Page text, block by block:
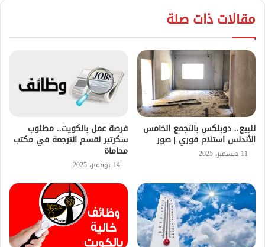
مقالات ذات صلة
للبيع.. دوبلكس بالتجمع الخامس
الأندلس استلام فوري | صور
11 ديسمبر، 2025
فرصة عمل بالكويت.. مطلوب
سكرتير لقسم الترجمة في مكتب
محاماة
14 نوفمبر، 2025